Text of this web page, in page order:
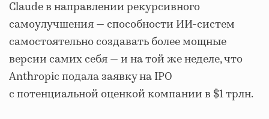
Claude в направлении рекурсивного
самоулучшения — способности ИИ-систем
самостоятельно создавать более мощные
версии самих себя — и на той же неделе, что
Anthropic подала заявку на IPO
с потенциальной оценкой компании в $1 трлн.